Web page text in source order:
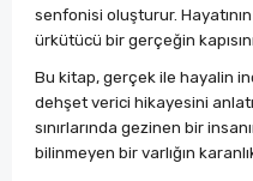
senfonisi oluşturur.
ürkütücü bir gerçeğin
Bu kitap, gerçek ile hayalin
dehşet verici hikayesini
sınırlarında gezinen bir
bilinmeyen bir varlığın